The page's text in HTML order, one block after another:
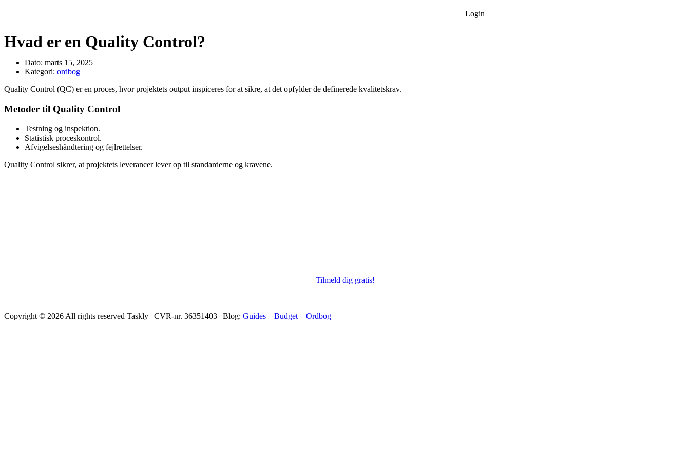
Login
Hvad er en Quality Control?
Dato: marts 15, 2025
Kategori: ordbog
Quality Control (QC) er en proces, hvor projektets output inspiceres for at sikre, at det opfylder de definerede kvalitetskrav.
Metoder til Quality Control
Testning og inspektion.
Statistisk proceskontrol.
Afvigelseshåndtering og fejlrettelser.
Quality Control sikrer, at projektets leverancer lever op til standarderne og kravene.
Tilmeld dig gratis!
Copyright © 2026 All rights reserved Taskly | CVR-nr. 36351403 | Blog: Guides – Budget – Ordbog